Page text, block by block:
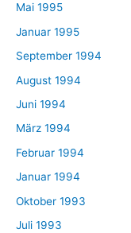
Mai 1995
Januar 1995
September 1994
August 1994
Juni 1994
März 1994
Februar 1994
Januar 1994
Oktober 1993
Juli 1993